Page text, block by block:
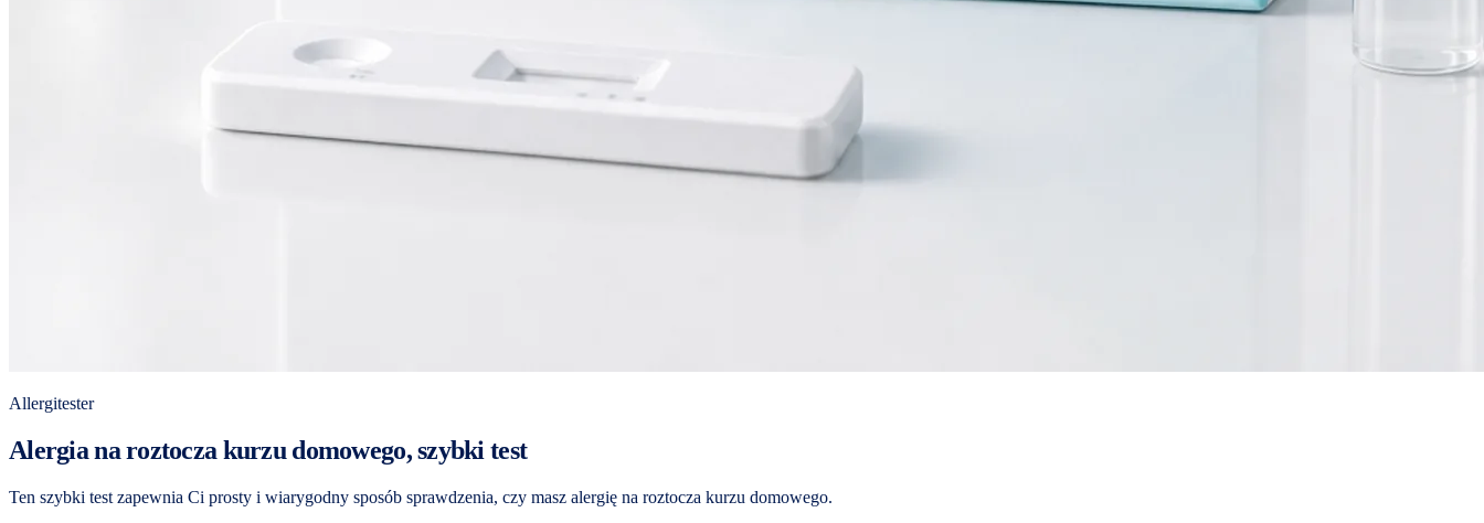
Allergitester
Alergia na roztocza kurzu domowego, szybki test
Ten szybki test zapewnia Ci prosty i wiarygodny sposób sprawdzenia, czy masz alergię na roztocza kurzu domowego.